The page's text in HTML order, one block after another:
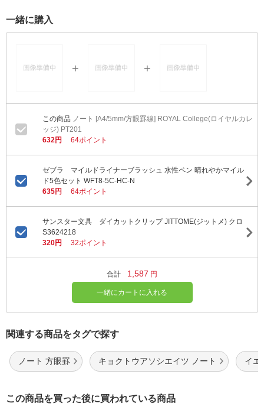
一緒に購入
ノート [A4/5mm/方眼罫線] ROYAL College(ロイヤルカレ
ッジ) PT201
632円
64ポイント
ゼブラ マイルドライナーブラッシュ 水性ペン 晴れやかマイル
ド5色セット WFT8-5C-HC-N
635円
64ポイント
サンスター文具 ダイカットクリップ JITTOME(ジットメ) クロ
S3624218
320円
32ポイント
合計 1,587 円
一緒にカートに入れる
関連する商品をタグで探す
ノート 方眼罫 キョクトウアソシエイツ ノート イエ
この商品を買った後に買われている商品